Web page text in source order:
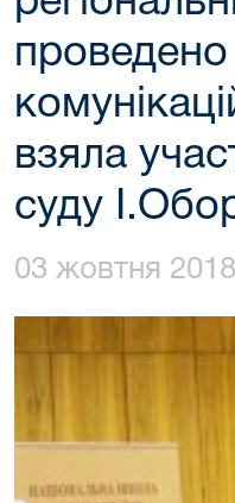
проведено
взяла
суду
03 жовтня